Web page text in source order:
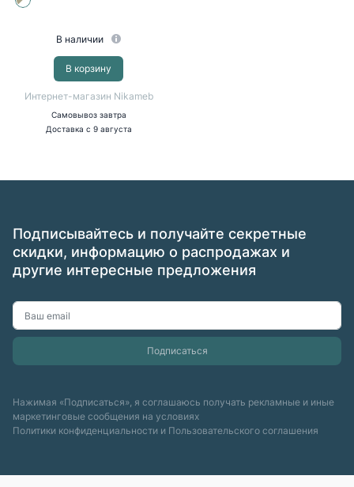
В наличии
В корзину
Интернет-магазин Nikameb
Самовывоз завтра
Доставка с 9 августа
Подписывайтесь и получайте секретные
скидки, информацию о распродажах и
другие интересные предложения
Нажимая «Подписаться», я соглашаюсь получать рекламные и иные
маркетинговые сообщения на условиях
Политики конфиденциальности и Пользовательского соглашения